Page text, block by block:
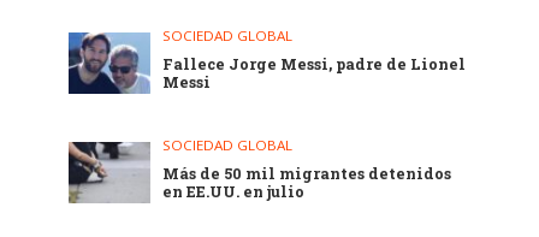
SOCIEDAD GLOBAL
Fallece Jorge Messi, padre de Lionel
Messi
SOCIEDAD GLOBAL
Más de 50 mil migrantes detenidos
en EE.UU. en julio